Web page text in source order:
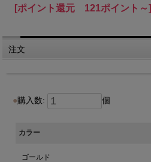
[ポイント還元 121ポイント～]
注文
購入数: 個
カラー
ゴールド